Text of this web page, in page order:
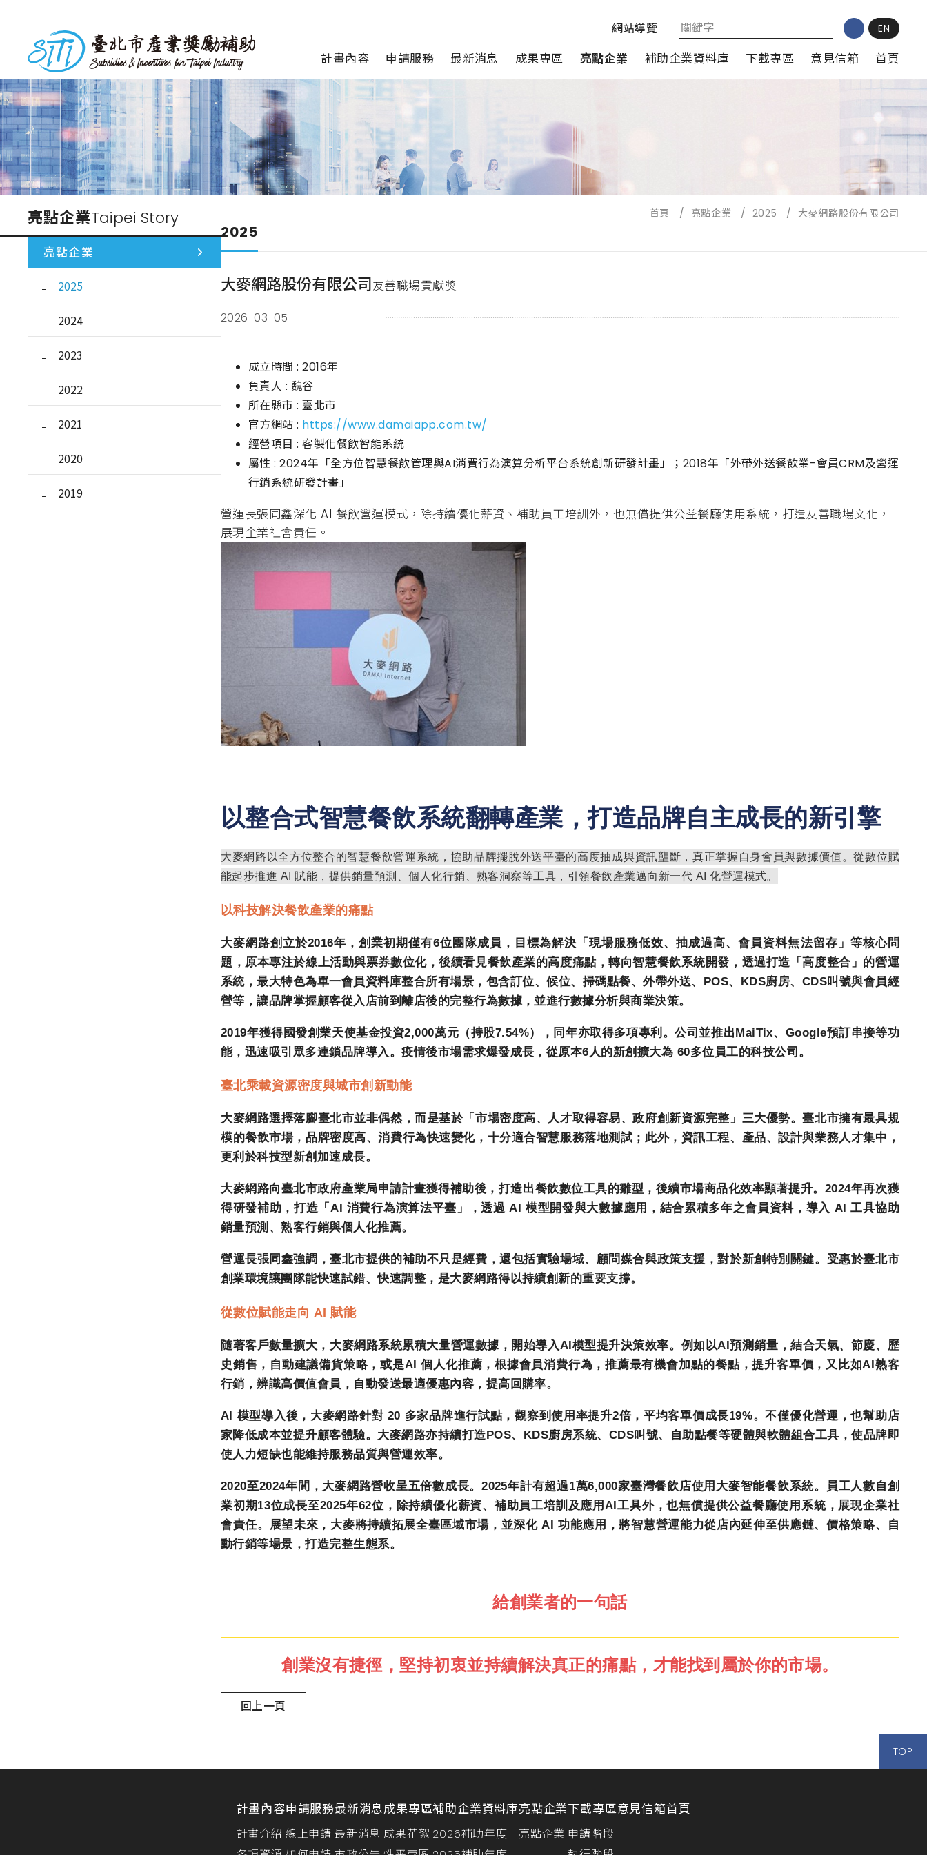
內
容
台北市產業獎勵補助
網站導覽 EN
計畫內容 申請服務 最新消息 成果專區 亮點企業 補助企業資料庫 下載專區 意見信箱 首頁
亮點企業Taipei Story
亮點企業
2025
2024
2023
2022
2021
2020
2019
首頁 / 亮點企業 / 2025 / 大麥網路股份有限公司
2025
大麥網路股份有限公司友善職場貢獻獎
2026-03-05
成立時間 : 2016年
負責人 : 魏谷
所在縣市 : 臺北市
官方網站 : https://www.damaiapp.com.tw/
經營項目 : 客製化餐飲智能系統
屬性 : 2024年「全方位智慧餐飲管理與AI消費行為演算分析平台系統創新研發計畫」；2018年「外帶外送餐飲業-會員CRM及營運
行銷系統研發計畫」
營運長張同鑫深化 AI 餐飲營運模式，除持續優化薪資、補助員工培訓外，也無償提供公益餐廳使用系統，打造友善職場文化，
展現企業社會責任。
以整合式智慧餐飲系統翻轉產業，打造品牌自主成長的新引擎
大麥網路以全方位整合的智慧餐飲營運系統，協助品牌擺脫外送平臺的高度抽成與資訊壟斷，真正掌握自身會員與數據價值。從數位賦
能起步推進 AI 賦能，提供銷量預測、個人化行銷、熟客洞察等工具，引領餐飲產業邁向新一代 AI化營運模式。
以科技解決餐飲產業的痛點
大麥網路創立於2016年，創業初期僅有6位團隊成員，目標為解決「現場服務低效、抽成過高、會員資料無法留存」等核心問
題，原本專注於線上活動與票券數位化，後續看見餐飲產業的高度痛點，轉向智慧餐飲系統開發，透過打造「高度整合」的營運
系統，最大特色為單一會員資料庫整合所有場景，包含訂位、候位、掃碼點餐、外帶外送、 POS、 KDS廚房、 CDS叫號與會員經
營等，讓品牌掌握顧客從入店前到離店後的完整行為數據，並進行數據分析與商業決策。
2019年獲得國發創業天使基金投資2,000萬元（持股7.54%），同年亦取得多項專利。公司並推出MaiTix、 Google預訂串接等功
能，迅速吸引眾多連鎖品牌導入。疫情後市場需求爆發成長，從原本6 人的新創擴大為 60多位員工的科技公司。
臺北乘載資源密度與城市創新動能
大麥網路選擇落腳臺北市並非偶然，而是基於「市場密度高、人才取得容易、政府創新資源完整」三大優勢。臺北市擁有最具規
模的餐飲市場，品牌密度高、消費行為快速變化，十分適合智慧服務落地測試；此外，資訊工程、產品、設計與業務人才集中，
更利於科技型新創加速成長。
大麥網路向臺北市政府產業局申請計畫獲得補助後，打造出餐飲數位工具的雛型，後續市場商品化效率顯著提升。 2024年再次獲
得研發補助，打造「AI 消費行為演算法平臺」，透過 AI模型開發與大數據應用，結合累積多年之會員資料，導入 AI工具協助
銷量預測、熟客行銷與個人化推薦。
營運長張同鑫強調，臺北市提供的補助不只是經費，還包括實驗場域、顧問媒合與政策支援，對於新創特別關鍵。受惠於臺北市
創業環境讓團隊能快速試錯、快速調整，是大麥網路得以持續創新的重要支撐。
從數位賦能走向 AI 賦能
隨著客戶數量擴大，大麥網路系統累積大量營運數據，開始導入 AI模型提升決策效率。例如以AI預測銷量，結合天氣、節慶、歷
史銷售，自動建議備貨策略，或是AI個人化推薦，根據會員消費行為，推薦最有機會加點的餐點，提升客單價，又比如AI熟客
行銷，辨識高價值會員，自動發送最適優惠內容，提高回購率。
AI 模型導入後，大麥網路針對 20 多家品牌進行試點，觀察到使用率提升2倍，平均客單價成長19%。不僅優化營運，也幫助店
家降低成本並提升顧客體驗。大麥網路亦持續打造POS、 KDS廚房系統、 CDS叫號、自助點餐等硬體與軟體組合工具，使品牌即
使人力短缺也能維持服務品質與營運效率。
2020至2024年間，大麥網路營收呈五倍數成長。2025年計有超過1萬6,000家臺灣餐飲店使用大麥智能餐飲系統。員工人數自創
業初期13位成長至2025年62位，除持續優化薪資、補助員工培訓及應用 AI工具外，也無償提供公益餐廳使用系統，展現企業社
會責任。展望未來，大麥將持續拓展全臺區域市場，並深化AI功能應用，將智慧營運能力從店內延伸至供應鏈、價格策略、自
動行銷等場景，打造完整生態系。
給創業者的一句話
創業沒有捷徑，堅持初衷並持續解決真正的痛點，才能找到屬於你的市場。
回上一頁
TOP
計畫內容
計畫介紹
申請服務
線上申請
最新消息
最新消息
成果專區
成果花絮
補助企業資料庫
2026補助年度
亮點企業
亮點企業
下載專區
申請階段
意見信箱首頁